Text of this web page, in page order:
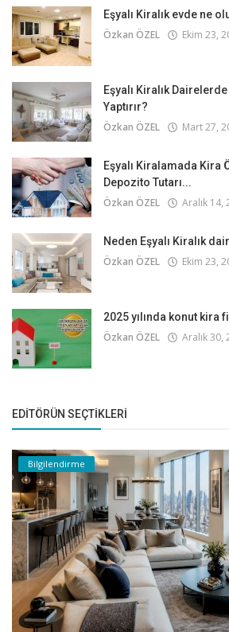
Eşyalı Kiralık evde ne
Özkan ÖZEL Ekim 23,
Eşyalı Kiralık
Yaptırır?
Özkan ÖZEL Mart 27,
Eşyalı Kiralamada Kira
Depozito Tutarı...
Özkan ÖZEL Aralık 14,
Neden Eşyalı Kiralık
Özkan ÖZEL Ekim 23,
2025 yılında konut kira
Özkan ÖZEL Aralık 30,
EDITÖRÜN SEÇTIKLERI
Bilgilendirme